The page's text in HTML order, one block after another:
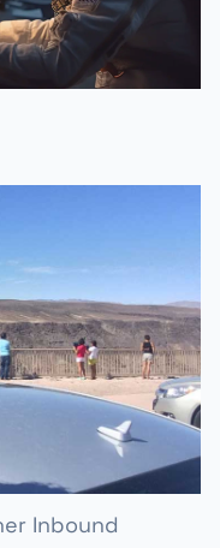
Inbound